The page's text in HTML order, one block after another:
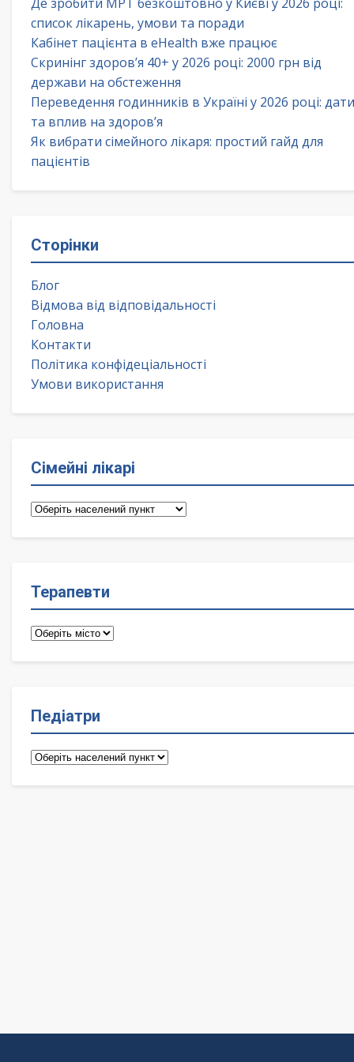
список лікарень, умови та поради
Кабінет пацієнта в eHealth вже працює
Скринінг здоров’я 40+ у 2026 році: 2000 грн від
держави на обстеження
Переведення годинників в Україні у 2026 році: дати
та вплив на здоров’я
Як вибрати сімейного лікаря: простий гайд для
пацієнтів
Сторінки
Блог
Відмова від відповідальності
Головна
Контакти
Політика конфідеціальності
Умови використання
Сімейні лікарі
Сімейні
Терапевти
Терапевти
Педіатри
Педіатри